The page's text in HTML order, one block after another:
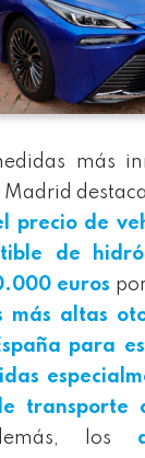
más
Madrid
precio de
de
euros
más altas
para
transporte
los